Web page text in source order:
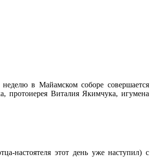
в Майамском соборе совершается
протоиерея Виталия Якимчука, игумена
настоятеля этот день уже наступил) с